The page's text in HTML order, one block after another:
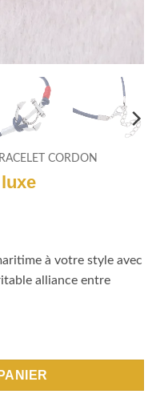
CORDON
à votre style avec
alliance entre